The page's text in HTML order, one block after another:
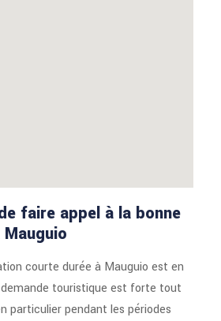
faire appel à la bonne
courte durée à Mauguio est en
demande touristique est forte tout
particulier pendant les périodes